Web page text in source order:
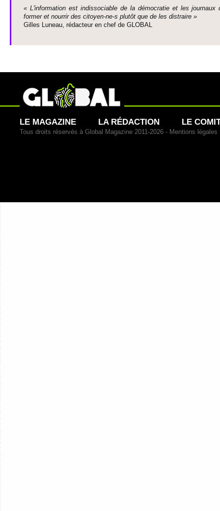
« L'information est indisso­ci­able de la démo­cratie et les journaux
former et nourrir des ci­to­yen-ne-s plutôt que de les dis­traire »
Gi­lles Luneau, rédacteur en chef de GLOBAL
LE MAGAZINE LA RÉDACTION LE
Tous droits réservés à Global Magazine 2011-2026 - Mentions légales